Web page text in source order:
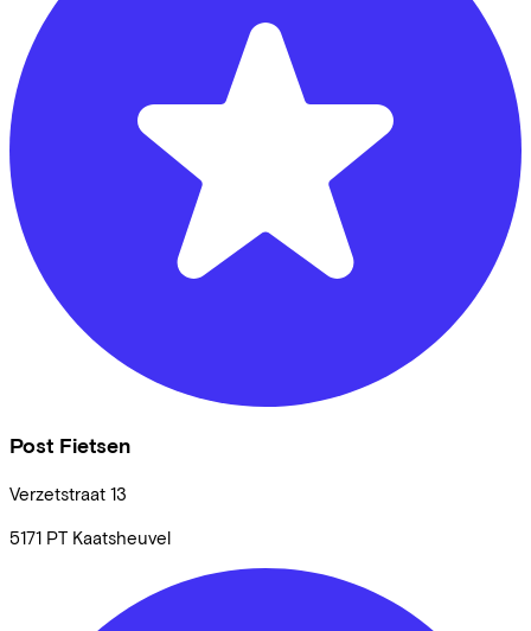
Post Fietsen
Verzetstraat 13
5171 PT Kaatsheuvel